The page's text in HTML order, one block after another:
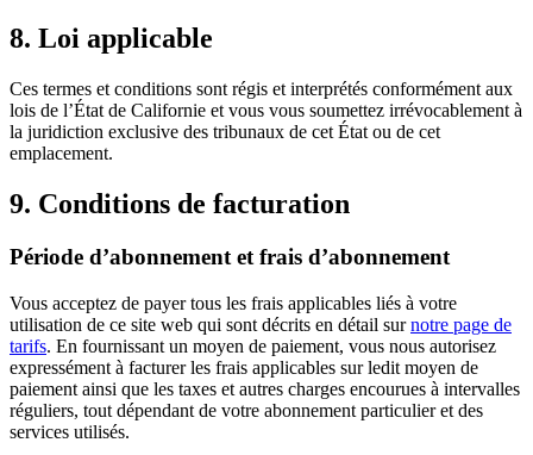
8. Loi applicable
Ces termes et conditions sont régis et interprétés conformément aux
lois de l’État de Californie et vous vous soumettez irrévocablement à
la juridiction exclusive des tribunaux de cet État ou de cet
emplacement.
9. Conditions de facturation
Période d’abonnement et frais d’abonnement
Vous acceptez de payer tous les frais applicables liés à votre
utilisation de ce site web qui sont décrits en détail surnotre page de
tarifs. En fournissant un moyen de paiement, vous nous autorisez
expressément à facturer les frais applicables sur ledit moyen de
paiement ainsi que les taxes et autres charges encourues à intervalles
réguliers, tout dépendant de votre abonnement particulier et des
services utilisés.